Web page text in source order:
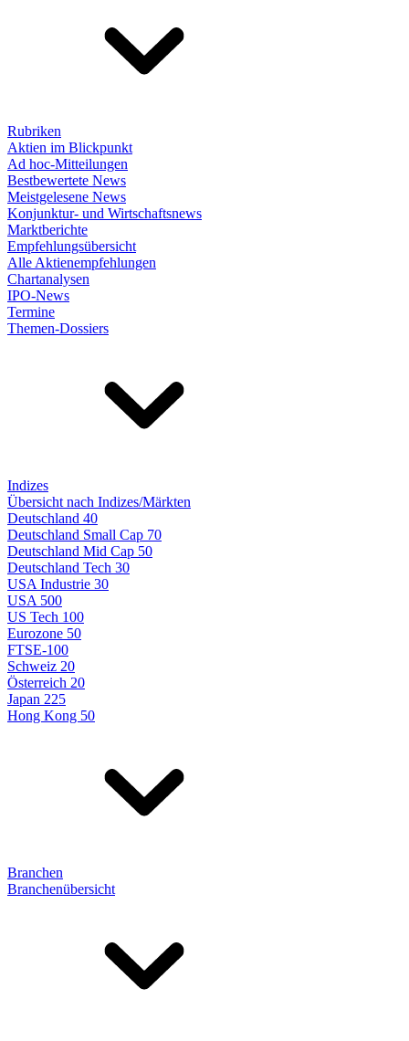
Rubriken
Aktien im Blickpunkt
Ad hoc-Mitteilungen
Bestbewertete News
Meistgelesene News
Konjunktur- und Wirtschaftsnews
Marktberichte
Empfehlungsübersicht
Alle Aktienempfehlungen
Chartanalysen
IPO-News
Termine
Themen-Dossiers
Indizes
Übersicht nach Indizes/Märkten
Deutschland 40
Deutschland Small Cap 70
Deutschland Mid Cap 50
Deutschland Tech 30
USA Industrie 30
USA 500
US Tech 100
Eurozone 50
FTSE-100
Schweiz 20
Österreich 20
Japan 225
Hong Kong 50
Branchen
Branchenübersicht